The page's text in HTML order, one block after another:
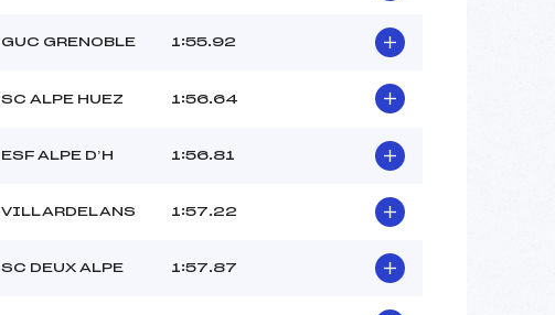
GUC GRENOBLE 1:55.92
SC ALPE HUEZ 1:56.64
ESF ALPE D’H 1:56.81
VILLARDELANS 1:57.22
SC DEUX ALPE 1:57.87